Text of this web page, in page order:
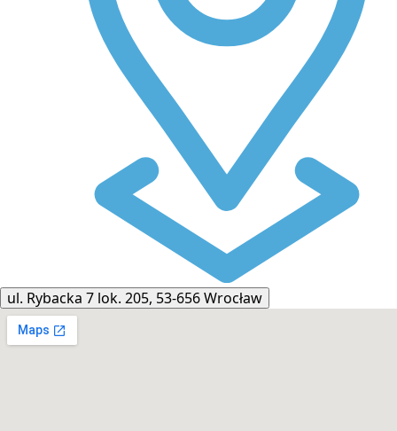
ul. Rybacka 7 lok. 205, 53-656 Wrocław